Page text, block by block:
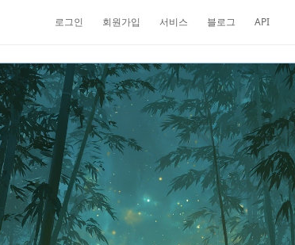
로그인 회원가입 서비스 블로그 API